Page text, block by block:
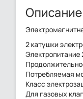
2 катушки
Электропитание
Потребляемая
Класс
Для газовых